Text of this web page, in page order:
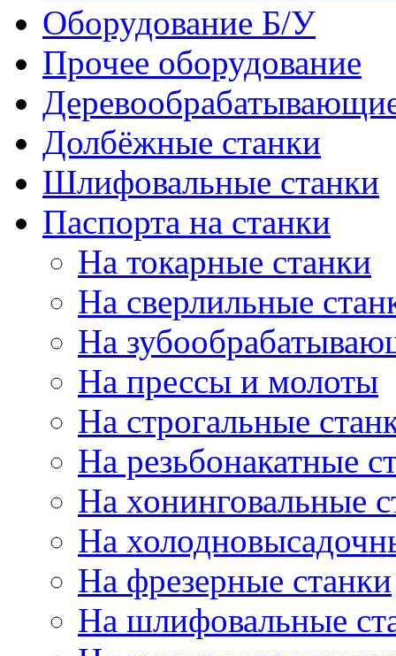
Оборудование Б/У
Прочее оборудование
Долбёжные станки
Шлифовальные станки
Паспорта на станки
На токарные станки
На сверлильные
На
На прессы и молоты
На строгальные
На резьбонакатные
На хонинговальные
На
На фрезерные станки
На шлифовальные